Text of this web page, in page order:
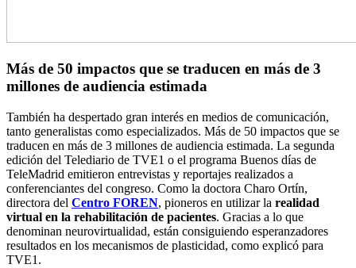
Más de 50 impactos que se traducen en más de 3
millones de audiencia estimada
También ha despertado gran interés en medios de comunicación,
tanto generalistas como especializados. Más de 50 impactos que se
traducen en más de 3 millones de audiencia estimada. La segunda
edición del Telediario de TVE1 o el programa Buenos días de
TeleMadrid emitieron entrevistas y reportajes realizados a
conferenciantes del congreso. Como la doctora Charo Ortín,
directora del Centro FOREN, pioneros en utilizar la realidad
virtual en la rehabilitación de pacientes. Gracias a lo que
denominan neurovirtualidad, están consiguiendo esperanzadores
resultados en los mecanismos de plasticidad, como explicó para
TVE1.